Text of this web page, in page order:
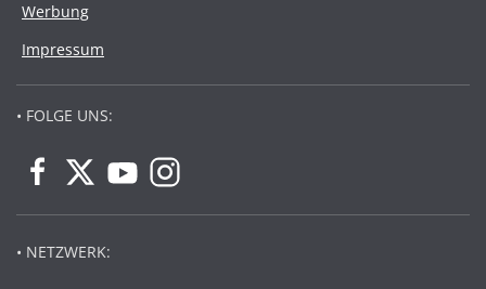
Werbung
Impressum
• FOLGE UNS:
• NETZWERK: